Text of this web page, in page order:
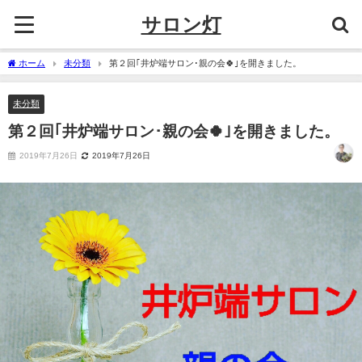
サロン灯
ホーム 未分類 第２回｢井炉端サロン･親の会🍀｣を開きました。
未分類
第２回｢井炉端サロン･親の会🍀｣を開きました。
2019年7月26日 2019年7月26日